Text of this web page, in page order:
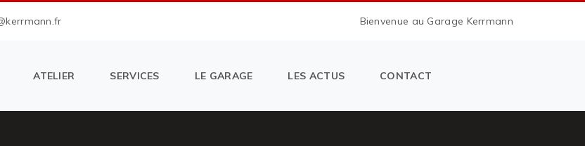
Bienvenue au Garage Kerrmann
ATELIER SERVICES LE GARAGE LES ACTUS CONTACT